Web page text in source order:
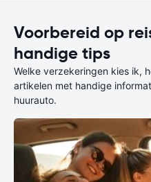
Voorbereid op
handige tips
Welke verzekeringen kies ik,
artikelen met handige
huurauto.